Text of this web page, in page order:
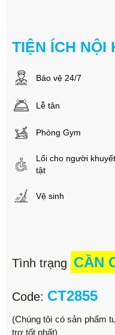
TIỆN ÍCH NỘI
Bảo vệ 24/7
Lễ tân
Phòng Gym
Lối cho người khuyết
tật
Vệ sinh
Tình trạng CẦN
Code: CT2855
(Chúng tôi có sản phẩm
trợ tốt nhất)